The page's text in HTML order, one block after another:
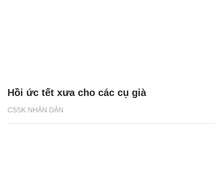
CSSK NHÂN DÂN
Hồi ức tết xưa cho các cụ già